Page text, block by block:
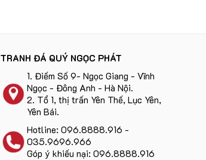
TRANH ĐÁ QUÝ NGỌC PHÁT
1.Điếm Số 9- Ngọc Giang - Vĩnh
Ngọc - Đông Anh - Hà Nội.
2. Tổ 1, thị trấn Yên Thế, Lục Yên,
Yên Bái.
Hotline:096.8888.916 -
035.9696.966
Góp ý khiếu nại:096.8888.916